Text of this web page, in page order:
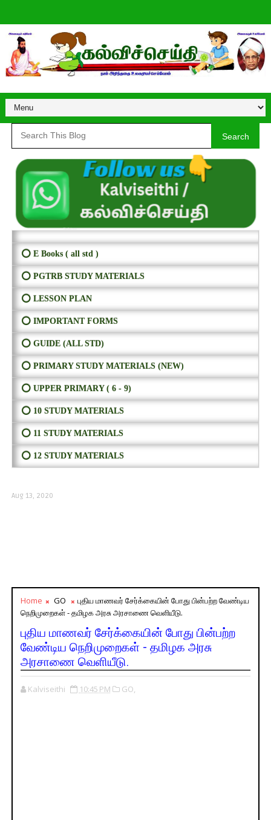
Search
⭕ E Books ( all std )
⭕ PGTRB STUDY MATERIALS
⭕ LESSON PLAN
⭕ IMPORTANT FORMS
⭕ GUIDE (ALL STD)
⭕ PRIMARY STUDY MATERIALS (NEW)
⭕ UPPER PRIMARY ( 6 - 9)
⭕ 10 STUDY MATERIALS
⭕ 11 STUDY MATERIALS
⭕ 12 STUDY MATERIALS
Aug 13, 2020
Home GO
புதிய மாணவர் சேர்க்கையின் போது பின்பற்ற வேண்டிய
நெறிமுறைகள் - தமிழக அரசு அரசாணை வெளியீடு.
புதிய மாணவர் சேர்க்கையின் போது பின்பற்ற
வேண்டிய நெறிமுறைகள் - தமிழக அரசு
அரசாணை வெளியீடு.
Kalviseithi 10:45 PM GO,